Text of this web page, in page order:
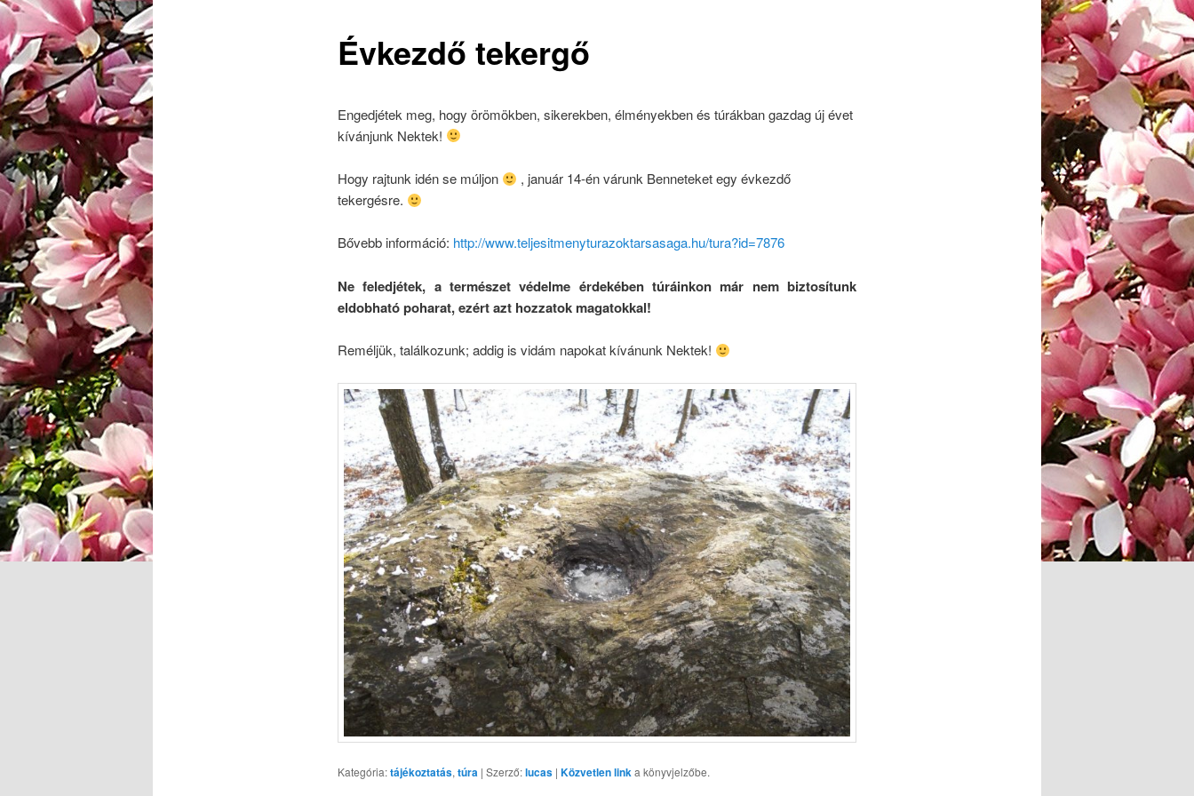
Évkezdő tekergő
Engedjétek meg, hogy örömökben, sikerekben, élményekben és túrákban gazdag új évet
kívánjunk Nektek!
Hogy rajtunk idén se múljon
, január 14-én várunk Benneteket egy évkezdő
tekergésre.
Bővebb információ: http://www.teljesitmenyturazoktarsasaga.hu/tura?id=7876
Ne feledjétek, a természet védelme érdekében túráinkon már nem biztosítunk
eldobható poharat, ezért azt hozzatok magatokkal!
Reméljük, találkozunk; addig is vidám napokat kívánunk Nektek!
Kategória:tájékoztatás, túra | Szerző:lucas| Közvetlen linka könyvjelzőbe.